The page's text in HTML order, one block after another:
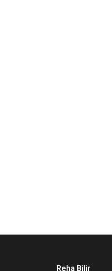
Reha Bilir